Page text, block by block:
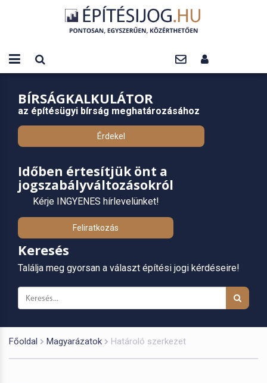
BÍRSÁGKALKULÁTOR
az építésügyi bírság meghatározásához
Érdekel
Időben értesítjük önt a
jogszabályváltozásokról
Kérje INGYENES hírlevelünket!
Feliratkozás
Keresés
Találja meg gyorsan a választ építési jogi kérdéseire!
Főoldal Magyarázatok Határoló szerkezet